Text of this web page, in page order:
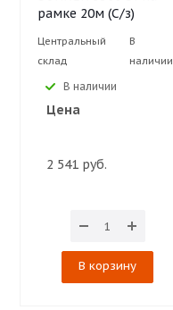
рамке 20м (С/з)
Центральный
склад
В
наличии
В наличии
Цена
2 541 руб.
В корзину